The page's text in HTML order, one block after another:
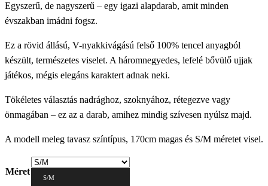
was:
33900 Ft.
is:
23730 Ft.
Egyszerű, de nagyszerű – egy igazi alapdarab, amit minden
évszakban imádni fogsz.
Ez a rövid állású, V-nyakkivágású felső 100% tencel anyagból
készült, természetes viselet. A háromnegyedes, lefelé bővülő ujjak
játékos, mégis elegáns karaktert adnak neki.
Tökéletes választás nadrághoz, szoknyához, rétegezve vagy
önmagában – ez az a darab, amihez mindig szívesen nyúlsz majd.
A modell meleg tavasz színtípus, 170cm magas és S/M méretet visel.
Méret
S/M